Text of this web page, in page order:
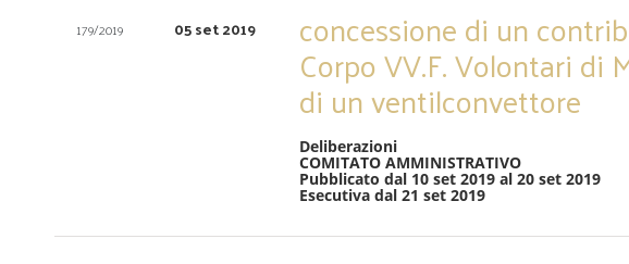
179/2019 05 set 2019 concessione di un
Corpo VV.F. Volontari di
di un ventilconvettore
Deliberazioni
COMITATO AMMINISTRATIVO
Pubblicato dal 10 set 2019 al 20 set 2019
Esecutiva dal 21 set 2019